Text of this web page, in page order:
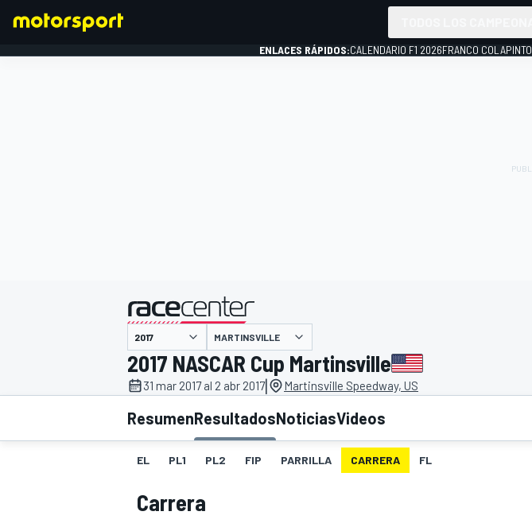
INDYCAR
ENLACES RÁPIDOS:CALENDARIO F1 2026FRANCO COLAPINTO
presentado por
MARTINSVILLE
2017 NASCAR Cup Martinsville
31 mar 2017 al 2 abr 2017| Martinsville Speedway, US
ResumenResultadosNoticiasVideos
EL PL1 PL2 FIP PARRILLA CARRERA FL
Carrera